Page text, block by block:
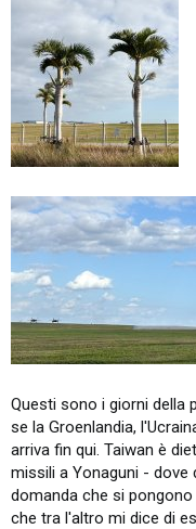
Questi sono i giorni della
se la Groenlandia,
arriva fin qui. Taiwan è
missili a Yonaguni -
domanda che si
che tra l'altro mi dice di